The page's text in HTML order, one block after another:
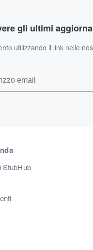
gli ultimi
utilizzando il link nelle
StubHub